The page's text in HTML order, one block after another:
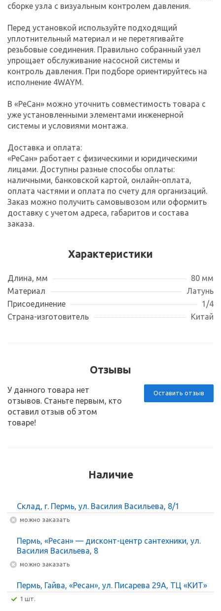
сборке узла с визуальным контролем давления.
Перед установкой используйте подходящий
уплотнительный материал и не перетягивайте
резьбовые соединения. Правильно собранный узел
упрощает обслуживание насосной системы и
контроль давления. При подборе ориентируйтесь на
исполнение 4WAYM.
В «РеСан» можно уточнить совместимость товара с
уже установленными элементами инженерной
системы и условиями монтажа.
Доставка и оплата:
«РеСан» работает с физическими и юридическими
лицами. Доступны разные способы оплаты:
наличными, банковской картой, онлайн-оплата,
оплата частями и оплата по счету для организаций.
Заказ можно получить самовывозом или оформить
доставку с учетом адреса, габаритов и состава
заказа.
Характеристики
Длина, мм
80 мм
Материал
Латунь
Присоединение
1/4
Страна-изготовитель
Китай
Отзывы
Оставить отзыв
У данного товара нет
отзывов. Станьте первым, кто
оставил отзыв об этом
товаре!
Наличие
Склад, г. Пермь, ул. Василия Васильева, 8/1
Можно заказать
Пермь, «Ресан» — дисконт-центр сантехники, ул.
Василия Васильева, 8
Можно заказать
Пермь, Гайва, «Ресан», ул. Писарева 29А, ТЦ «КИТ»
1 шт.